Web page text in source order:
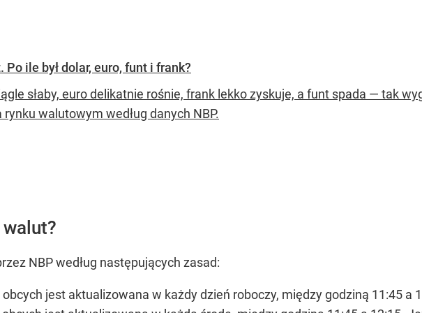
ile był dolar, euro, funt i frank?
słaby, euro delikatnie rośnie, frank lekko zyskuje, a funt spada — tak
rynku walutowym według danych NBP.
NBP według następujących zasad:
jest aktualizowana w każdy dzień roboczy, między godziną 11:45 a